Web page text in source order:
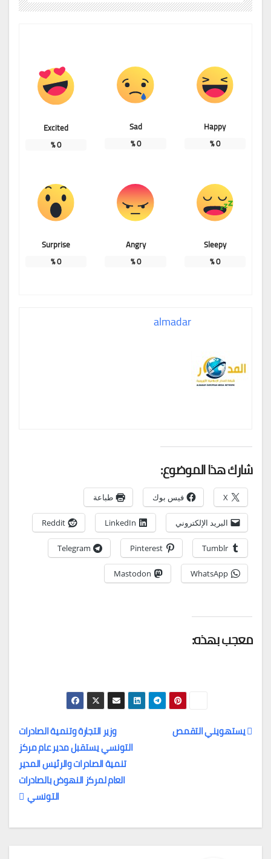
Happy
0
%
Sad
0
%
Excited
0
%
Sleepy
0
%
Angry
0
%
Surprise
0
%
almadar
شارك هذا الموضوع:
X فيس بوك طباعة
البريد الإلكتروني LinkedIn
Reddit
Tumblr
Pinterest
Telegram
WhatsApp
Mastodon
معجب بهذه:
وزير التجارة وتنمية الصادرات
التونسي يستقبل مدير عام مركز
تنمية الصادرات والرئيس المدير
العام لمركز النهوض بالصادرات
التونسي
يستهويني التقمص